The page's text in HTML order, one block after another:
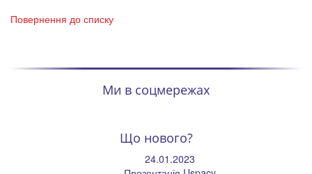
Повернення до списку
Ми в соцмережах
Що нового?
24.01.2023